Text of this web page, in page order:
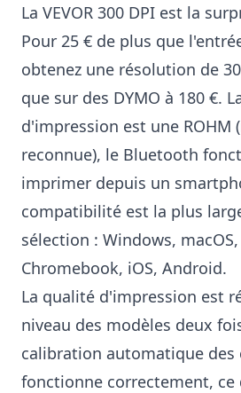
La VEVOR 300 DPI est la
Pour 25 € de plus que
obtenez une résolution de
que sur des DYMO à 180 €.
d'impression est une ROHM
reconnue), le Bluetooth
imprimer depuis un
compatibilité est la plus
sélection : Windows,
Chromebook, iOS, Android.
La qualité d'impression est
niveau des modèles deux
calibration automatique des
fonctionne correctement, ce